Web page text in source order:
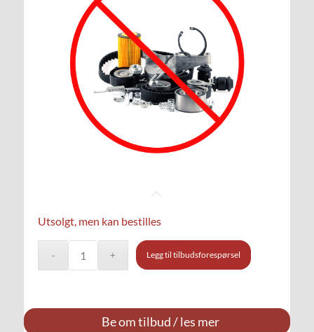
Utsolgt, men kan bestilles
Legg til tilbudsforespørsel
Be om tilbud / les mer